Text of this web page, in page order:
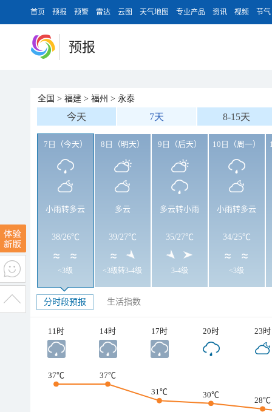
首页 预报 预警 雷达 云图 天气地图 专业产品 资讯 视频 节气
预报
全国 > 福建 > 福州 > 永泰
今天 7天 8-15天
7日（今天）
小雨转多云
38/26℃
<3级
8日（明天）
多云
39/27℃
<3级转3-4级
9日（后天）
多云转小雨
35/27℃
3-4级
10日（周一）
小雨转多云
34/25℃
<3级
分时段预报 生活指数
11时 14时 17时 20时 23时
37℃
37℃
31℃
30℃
28℃